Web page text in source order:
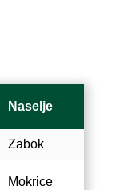
Naselje
Zabok
Mokrice